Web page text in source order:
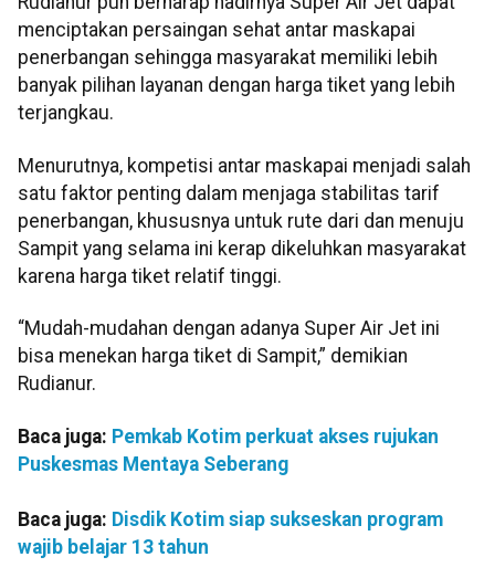
menciptakan persaingan sehat antar maskapai
penerbangan sehingga masyarakat memiliki lebih
banyak pilihan layanan dengan harga tiket yang lebih
terjangkau.
Menurutnya, kompetisi antar maskapai menjadi salah
satu faktor penting dalam menjaga stabilitas tarif
penerbangan, khususnya untuk rute dari dan menuju
Sampit yang selama ini kerap dikeluhkan masyarakat
karena harga tiket relatif tinggi.
“Mudah-mudahan dengan adanya Super Air Jet ini
bisa menekan harga tiket di Sampit,” demikian
Rudianur.
Baca juga: Pemkab Kotim perkuat akses rujukan
Puskesmas Mentaya Seberang
Baca juga: Disdik Kotim siap sukseskan program
wajib belajar 13 tahun